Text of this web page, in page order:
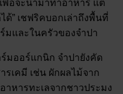
พื่อจะนำมาทำอาหาร แต่
ด้” เชฟริคบอกเล่าถึงพื้นที่
มและในครัวของจำปา
มออร์แกนิก จำปายังคัด
เคมี เช่น ผักผลไม้จาก
หารทะเลจากชาวประมง